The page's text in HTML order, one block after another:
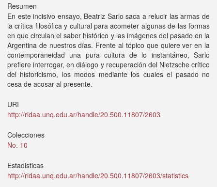
Resumen
En este incisivo ensayo, Beatriz Sarlo saca a relucir las armas de
la crítica filosófica y cultural para acometer algunas de las formas
en que circulan el saber histórico y las imágenes del pasado en la
Argentina de nuestros días. Frente al tópico que quiere ver en la
contemporaneidad una pura cultura de lo instantáneo, Sarlo
prefiere interrogar, en diálogo y recuperación del Nietzsche crítico
del historicismo, los modos mediante los cuales el pasado no
cesa de acosar al presente.
URI
http://ridaa.unq.edu.ar/handle/20.500.11807/2603
Colecciones
No. 10
Estadisticas
http://ridaa.unq.edu.ar/handle/20.500.11807/2603/statistics